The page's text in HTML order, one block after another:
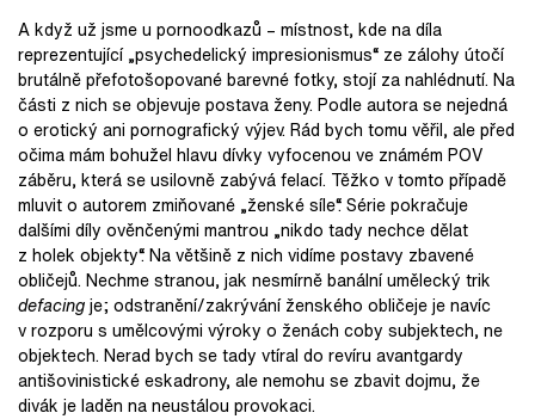
A když už jsme u pornoodkazů – místnost, kde na díla
reprezentující „psychedelický impresionismus“ ze zálohy útočí
brutálně přefotošopované barevné fotky, stojí za nahlédnutí. Na
části z nich se objevuje postava ženy. Podle autora se nejedná
o erotický ani pornografický výjev. Rád bych tomu věřil, ale před
očima mám bohužel hlavu dívky vyfocenou ve známém POV
záběru, která se usilovně zabývá felací. Těžko v tomto případě
mluvit o autorem zmiňované „ženské síle“. Série pokračuje
dalšími díly ověnčenými mantrou „nikdo tady nechce dělat
z holek objekty“. Na většině z nich vidíme postavy zbavené
obličejů. Nechme stranou, jak nesmírně banální umělecký trik
defacingje; odstranění/zakrývání ženského obličeje je navíc
v rozporu s umělcovými výroky o ženách coby subjektech, ne
objektech. Nerad bych se tady vtíral do revíru avantgardy
antišovinistické eskadrony, ale nemohu se zbavit dojmu, že
divák je laděn na neustálou provokaci.